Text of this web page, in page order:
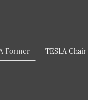
Former TESLA Chair